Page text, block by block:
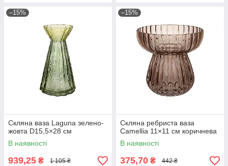
–15%
Скляна ваза Laguna зелено-
жовта D15,5×28 см
В наявності
939,25 ₴ 1 105 ₴
–15%
Скляна ребриста ваза
Camellia 11×11 см коричнева
В наявності
375,70 ₴ 442 ₴